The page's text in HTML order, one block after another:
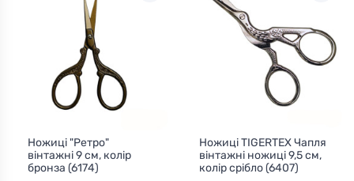
Ножиці "Ретро"
вінтажні 9 см, колір
бронза (6174)
Ножиці TIGERTEX Чапля
вінтажні ножиці 9,5 см,
колір срібло (6407)